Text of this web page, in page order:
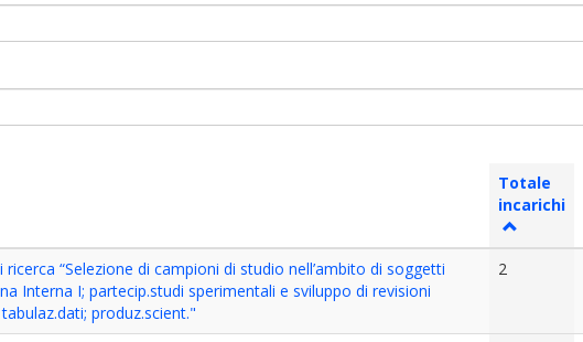
Totale
incarichi
“Selezione di campioni di studio nell’ambito di soggetti
Interna I; partecip.studi sperimentali e sviluppo di revisioni
produz.scient."
2